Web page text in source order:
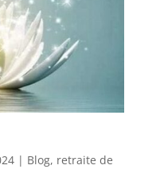
| Blog, retraite de